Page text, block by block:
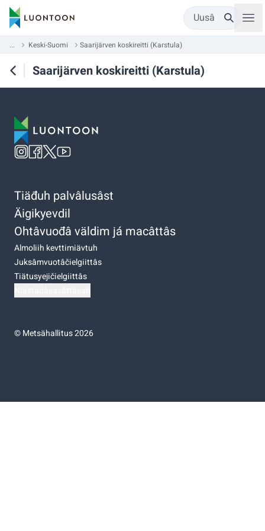
Uusâ
... Keski-Suomi Saarijärven koskireitti (Karstula)
Saarijärven koskireitti (Karstula)
Tiäđuh palvâlusâst
Äigikyevdil
Ohtâvuođâ väldim já macâttâs
Almoliih kevttimiävtuh
Juksâmvuotâčielgiittâs
Tiätusyejičielgiittâs
©Metsähallitus 2026